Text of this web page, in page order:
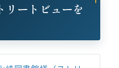
リートビューを